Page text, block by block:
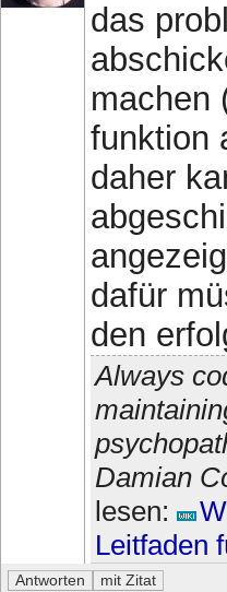
das
machen
funktion
daher
dafür
den
Always
Damian
lesen:
Leitfaden